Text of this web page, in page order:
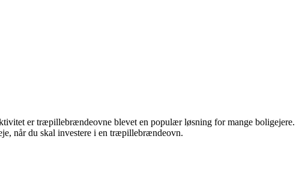
er træpillebrændeovne blevet en populær løsning for mange boligejere.
når du skal investere i en træpillebrændeovn.